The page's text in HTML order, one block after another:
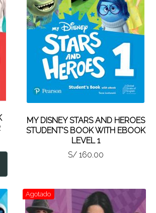
MY DISNEY STARS AND HEROES
STUDENT'S BOOK WITH EBOOK
LEVEL 1
S/ 160.00
Agotado